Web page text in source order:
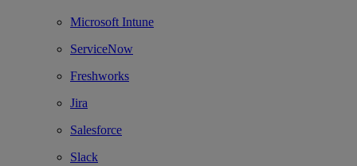
Microsoft Intune
ServiceNow
Freshworks
Jira
Salesforce
Slack